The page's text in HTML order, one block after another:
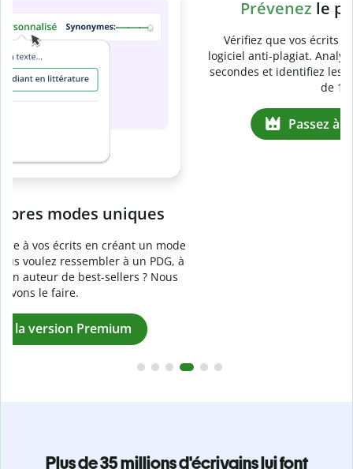
Prévenezle plagiat involontaire
Vérifiez que vos écrits sont 100 % les vôtres grâce au
logiciel anti-plagiat. Analysez votre document en quelques
secondes et identifiez les citations manquantes dans plus
Passez à la version Premium
Plus de 35 millions d'écrivains lui font